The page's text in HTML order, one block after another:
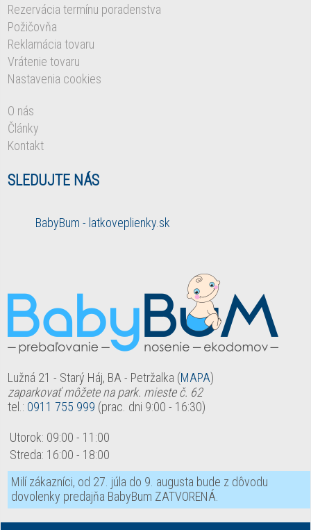
Rezervácia termínu poradenstva
Požičovňa
Reklamácia tovaru
Vrátenie tovaru
Nastavenia cookies
O nás
Články
Kontakt
SLEDUJTE NÁS
BabyBum - latkoveplienky.sk
Lužná 21 - Starý Háj, BA - Petržalka (MAPA)
zaparkovať môžete na park. mieste č. 62
tel.: 0911 755 999 (prac. dni 9:00 - 16:30)
Utorok: 09:00 - 11:00
Streda: 16:00 - 18:00
Milí zákazníci, od 27. júla do 9. augusta bude z dôvodu
dovolenky predajňa BabyBum ZATVORENÁ.